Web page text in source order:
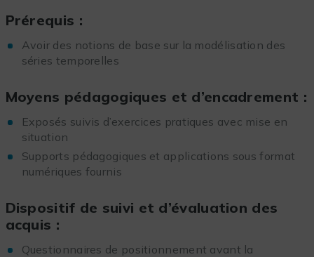
Prérequis :
Avoir des notions de base sur la modélisation des
séries temporelles
Moyens pédagogiques et d’encadrement :
Exposés suivis d’exercices pratiques avec mise en
situation
Supports pédagogiques et applications sous format
numériques fournis
Dispositif de suivi et d’évaluation des
acquis :
Questionnaires de positionnement avant la